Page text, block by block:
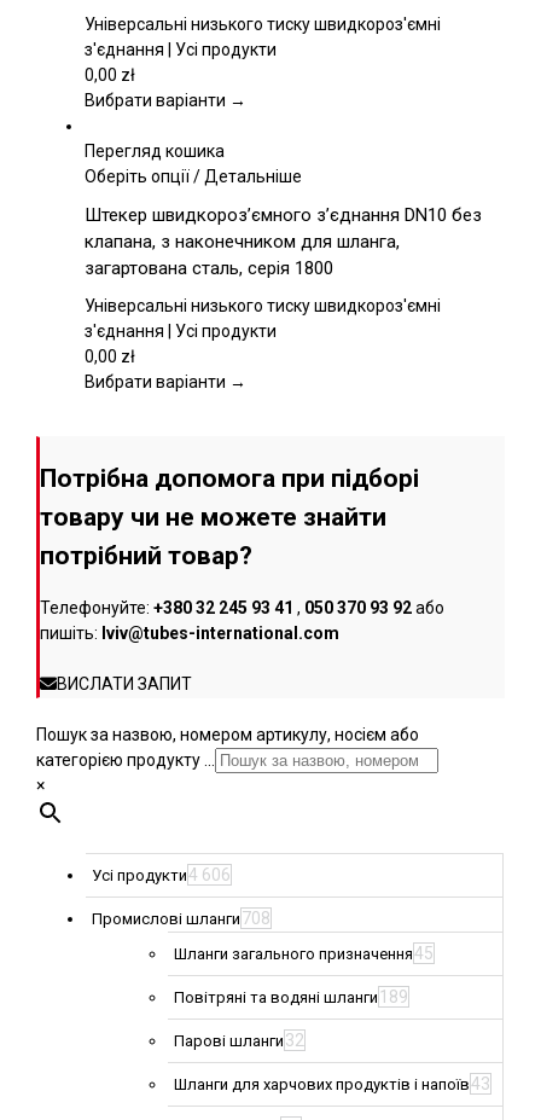
Параметри
можна
на
товару
Універсальні низького тиску швидкороз'ємні
з'єднання | Усі продукти
0,00 zł
Вибрати варіанти →
Перегляд кошика
Оберіть опціїЦей
має
кілька
варіантів.
Параметри
можна
на
/Детальніше
Штекер швидкороз’ємного з’єднання DN10 без
клапана, з наконечником для шланга,
загартована сталь, серія 1800
Універсальні низького тиску швидкороз'ємні
з'єднання | Усі продукти
0,00 zł
Вибрати варіанти →
Потрібна допомога при підборі
товару чи не можете знайти
потрібний товар?
Телефонуйте: +380 32 245 93 41 , 050 370 93 92або
пишіть: lviv@tubes-international.com
ВИСЛАТИ ЗАПИТ
Пошук за назвою, номером артикулу, носієм або
категорією продукту ...
×
Усі продукти4 606
Промислові шланги 708
Шланги загального призначення45
Повітряні та водяні шланги 189
Парові шланги 32
Шланги для харчових продуктів і напоїв43